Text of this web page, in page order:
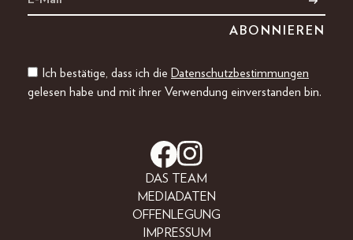
Ich bestätige, dass ich die Datenschutzbestimmungen
gelesen habe und mit ihrer Verwendung einverstanden bin.
DAS TEAM
MEDIADATEN
OFFENLEGUNG
IMPRESSUM